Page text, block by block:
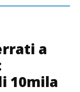
a
10mila